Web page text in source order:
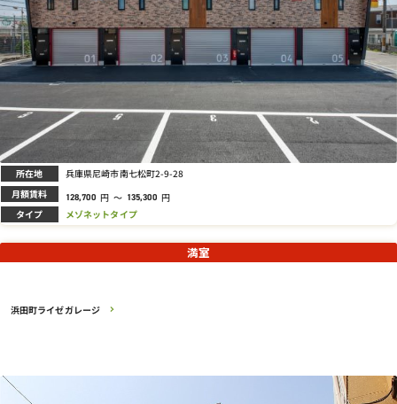
所在地 兵庫県尼崎市南七松町2-9-28
月額賃料 128,700 円 ～ 135,300 円
タイプ メゾネットタイプ
浜田町ライゼガレージ
満室